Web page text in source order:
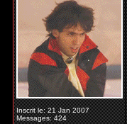
Inscrit le: 21 Jan 2007
Messages: 424